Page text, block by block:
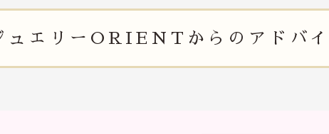
ュエリー ORIENTからの アドバ